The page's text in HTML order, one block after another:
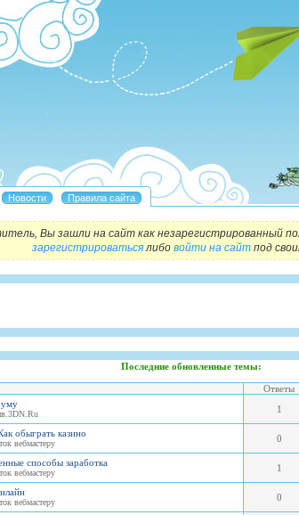
Вы зашли на сайт как незарегистрированный
зарегистрироватьсялибо войти на сайт под
Последние обновленные темы:
Ответы
1
обыграть казино
вебмастеру 0
способы заработка
вебмастеру 1
вебмастеру 0